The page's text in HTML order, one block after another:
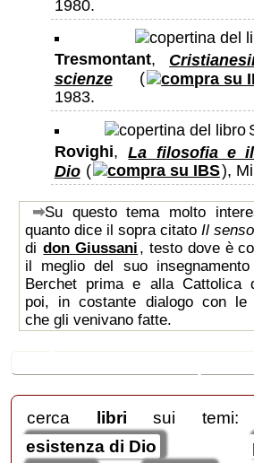
1980.
Tresmontant,
scienze (
1983.
Rovighi, La filosofia e
Dio ( ),
Su questo tema molto
quanto dice il sopra citatoIl
di don Giussani , testo dove è
il meglio del suo
Berchet prima e alla Cattolica
poi, in costante dialogo con le
che gli venivano fatte.
cerca libri sui
esistenza di Dio